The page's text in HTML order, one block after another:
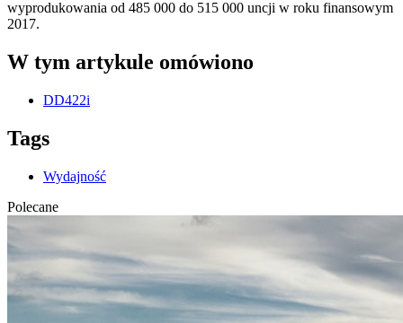
wyprodukowania od 485 000 do 515 000 uncji w roku finansowym
2017.
W tym artykule omówiono
DD422i
Tags
Wydajność
Polecane